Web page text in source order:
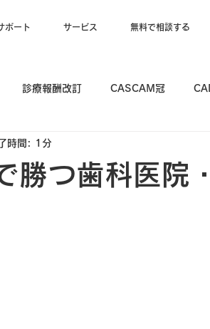
ポート サービス 無料で相談する
診療報酬改訂 CASCAM冠
勝つ歯科医院
時間: 1分